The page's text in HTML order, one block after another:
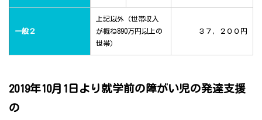
一般２
上記以外（世帯収入
が概ね890万円以上の
世帯）
３７，２００円
2019年10月1日より就学前の障がい児の発達支援
の